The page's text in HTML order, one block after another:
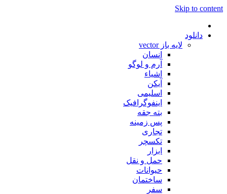
Skip to content
دانلود
لایه باز vector
انسان
آرم و لوگو
اشیاء
آیکن
اسلیمی
اینفوگرافیک
بته جقه
پس زمینه
تجاری
تکسچر
ابزار
حمل و نقل
حیوانات
ساختمان
سفر